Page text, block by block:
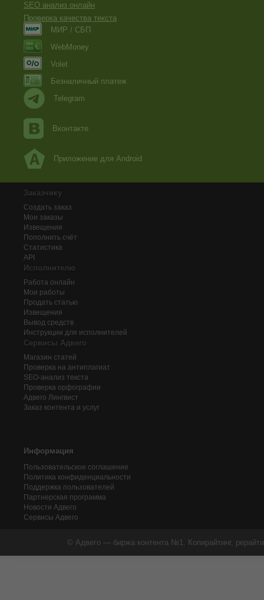
SEO анализ онлайн
Проверка качества текста
МИР / СБП
WebMoney
Volet
Безналичный платеж
Telegram
Вконтакте
Приложение для Android
Заказчику
Создать заказ
Мои заказы
Извещения
Пополнить счёт
Статистика
API
Исполнителю
Работа онлайн
Мои работы
Продать статью
Извещения
Вывод средств
Инструкции для исполнителей
Сервисы Адвего
Магазин статей
Проверка на антиплагиат
SEO-анализ текста
Проверка орфографии
Адвего Лингвист
Заказ контента и услуг
Информация
Пользовательское соглашение
Политика конфиденциальности
Поддержка пользователей
Партнерская программа
Новости Адвего
Сервисы Адвего
© Адвего — биржа контента №1. Копирайтинг,